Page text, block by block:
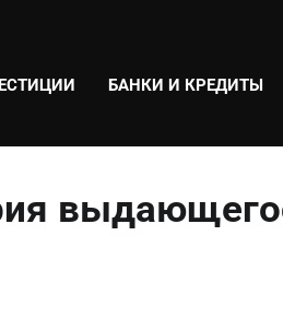
БАНКИ И КРЕДИТЫ